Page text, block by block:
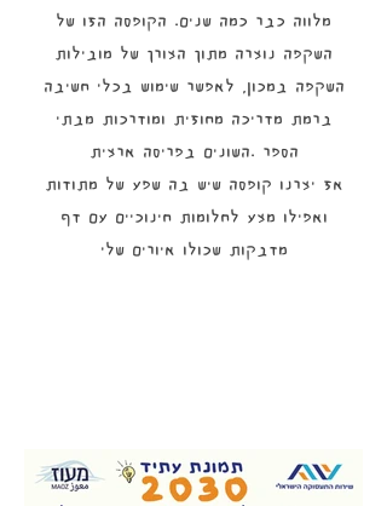
מלווה כבר כמה שנים. הקופסה הזו של
השקפה נוצרה מתוך הצורך של מובילות
השקפה במכון, לאפשר שימוש בכלי חשיבה
ברמת מדריכה מחוזית ומודרכות מבתי
הספר .השונים בפריסה ארצית
אז יצרנו קופסה שיש בה שפע של מתודות
ואפילו מצע לחלומות חינוכיים עם דף
מדבקות שכולו איורים שלי